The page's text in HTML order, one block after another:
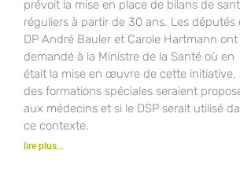
prévoit la mise en place de bilans de
réguliers à partir de 30 ans. Les députés
DP André Bauler et Carole Hartmann ont
demandé à la Ministre de la Santé où en
était la mise en œuvre de cette initiative,
des formations spéciales seraient
aux médecins et si le DSP serait utilisé
ce contexte.
lire plus...